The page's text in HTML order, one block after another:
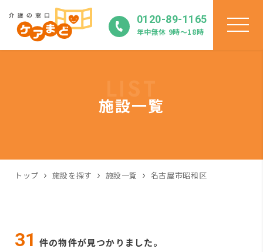
0120-89-1165
年中無休 9時〜18時
施設一覧
トップ 施設を探す 施設一覧 名古屋市昭和区
31 件の物件が見つかりました。